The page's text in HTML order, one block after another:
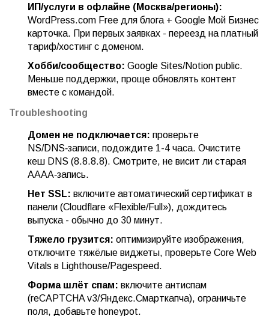
ИП/услуги в офлайне (Москва/регионы):
WordPress.com Free для блога + Google Мой Бизнес
карточка. При первых заявках - переезд на платный
тариф/хостинг с доменом.
Хобби/сообщество: Google Sites/Notion public.
Меньше поддержки, проще обновлять контент
вместе с командой.
Troubleshooting
Домен не подключается: проверьте
NS/DNS‑записи, подождите 1-4 часа. Очистите
кеш DNS (8.8.8.8). Смотрите, не висит ли старая
AAAA‑запись.
Нет SSL: включите автоматический сертификат в
панели (Cloudflare «Flexible/Full»), дождитесь
выпуска - обычно до 30 минут.
Тяжело грузится: оптимизируйте изображения,
отключите тяжёлые виджеты, проверьте Core Web
Vitals в Lighthouse/Pagespeed.
Форма шлёт спам: включите антиспам
(reCAPTCHA v3/Яндекс.Смарткапча), ограничьте
поля, добавьте honeypot.